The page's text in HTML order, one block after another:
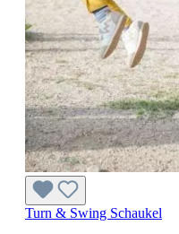
Turn & Swing Schaukel